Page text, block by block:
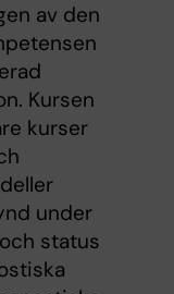
av den
Kursen
kurser
under
status